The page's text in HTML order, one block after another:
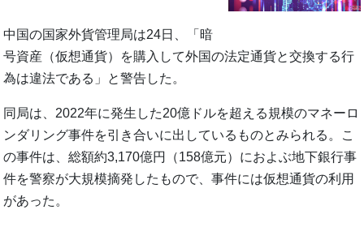
中国の国家外貨管理局は24日、「暗
号資産（仮想通貨）を購入して外国の法定通貨と交換する行
為は違法である」と警告した。
同局は、2022年に発生した20億ドルを超える規模のマネーロ
ンダリング事件を引き合いに出しているものとみられる。こ
の事件は、総額約3,170億円（158億元）におよぶ地下銀行事
件を警察が大規模摘発したもので、事件には仮想通貨の利用
があった。